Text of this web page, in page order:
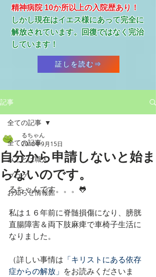
精神病院 10か所以上の入院歴あり！
​しかし現在はイエス様にあって完全に
解放されています。回復ではなく完治
しています！
証しを読む⇒
記事
全ての記事
みことば職人
ブログ
お知らせ情報館
全ての記事
自分から申請しないと始ま
らないのです。
るちゃん
2018年9月15日
るちゃんです。。。🐸
私は１６年前に脊髄損傷になり、膀胱
直腸障害＆両下肢麻痺で車椅子生活に
なりました。
（詳しい事情は 「キリストにある依存
症からの解放」 をお読みくださいま